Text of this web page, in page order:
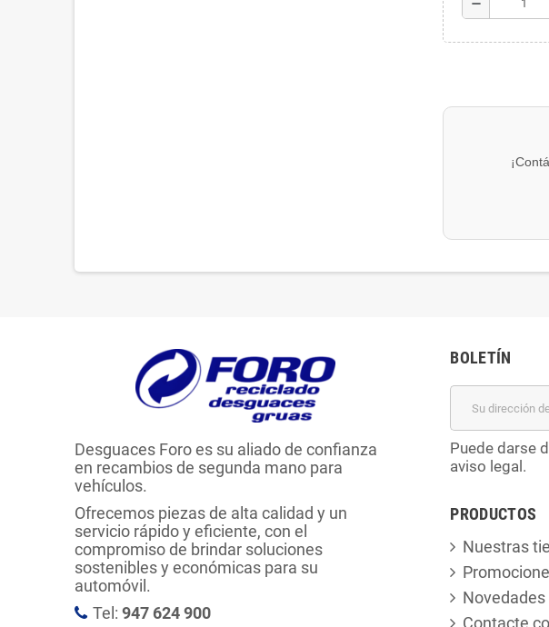
remove
Desguaces Foro es su aliado de confianza
en recambios de segunda mano para
vehículos.
Ofrecemos piezas de alta calidad y un
servicio rápido y eficiente, con el
compromiso de brindar soluciones
sostenibles y económicas para su
automóvil.
Tel: 947 624 900
BOLETÍN
Puede darse
aviso legal.
PRODUCTOS
Nuestras
Novedades